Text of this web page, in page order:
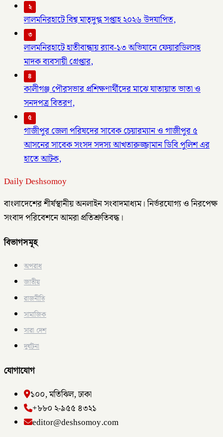
২
লালমনিরহাটে বিশ্ব মাতৃদুগ্ধ সপ্তাহ ২০২৬ উদযাপিত,
৩
লালমনিরহাটে হাতীবান্ধায় র‌্যাব-১৩ অভিযানে ফেয়ারডিলসহ
মাদক ব্যবসায়ী গ্রেপ্তার,
৪
কালীগঞ্জ পৌরসভার প্রশিক্ষণার্থীদের মাঝে যাতায়াত ভাতা ও
সনদপত্র বিতরণ,
৫
গাজীপুর জেলা পরিষদের সাবেক চেয়ারম্যান ও গাজীপুর ৫
আসনের সাবেক সংসদ সদস্য আখতারুজ্জামান ডিবি পুলিশ এর
হাতে আটক,
Daily Deshsomoy
বাংলাদেশের শীর্ষস্থানীয় অনলাইন সংবাদমাধ্যম। নির্ভরযোগ্য ও নিরপেক্ষ
সংবাদ পরিবেশনে আমরা প্রতিশ্রুতিবদ্ধ।
বিভাগসমূহ
অপরাধ
জাতীয়
রাজনীতি
সামাজিক
সারা দেশ
দুর্ঘটনা
যোগাযোগ
১০০, মতিঝিল, ঢাকা
+৮৮০ ২-৯৫৫ ৪৩২১
editor@deshsomoy.com